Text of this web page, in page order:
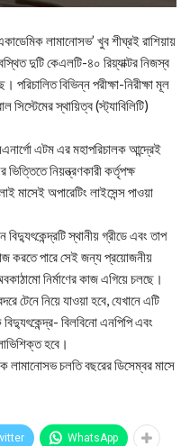
লামানোসভ’ খুব শীঘ্রই রাশিয়ায়
দুটি কেএলটি-৪০ রিয়্যাক্টর নিজস্ব
বিভিন্ন পরীক্ষা-নিরীক্ষা মূল
স্থায়িত্ব (স্ট্যাবিলিটি)
এটম এর মহাপরিচালক আন্দ্রেই
নিয়ন্ত্রণকারী কর্তৃপক্ষ
মাসেই অপারেটিং লাইসেন্স পাওয়া
স্থানীয় গ্রীডে এবং তাপ
করতে পারে সেই জন্য প্রয়োজনীয়
নির্মাণের কাজ এগিয়ে চলছে।
টেনে নিয়ে যাওয়া হবে, যেখানে এটি
বিলবিনো এনপিপি এবং
হবে।
লামানোসভ চলতি বছরের ডিসেম্বর মাসে
WhatsApp